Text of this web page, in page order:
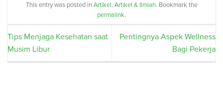
This entry was posted in Artikel, Artikel & Ilmiah. Bookmark the
permalink.
Tips Menjaga Kesehatan saat
Musim Libur
Pentingnya Aspek Wellness
Bagi Pekerja